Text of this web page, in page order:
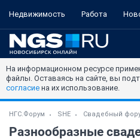
Недвижимость Работа
На информационном ресурсе
файлы. Оставаясь на сайте, вы
согласие на их использование.
НГС.Форум SHE Свадебный
Разнообразные